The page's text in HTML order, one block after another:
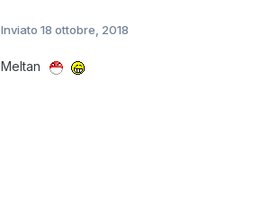
Inviato 18 ottobre, 2018
Meltan